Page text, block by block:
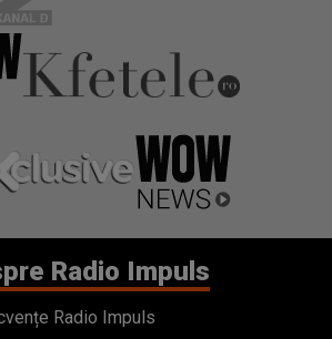
Radio Impuls
Radio Impuls